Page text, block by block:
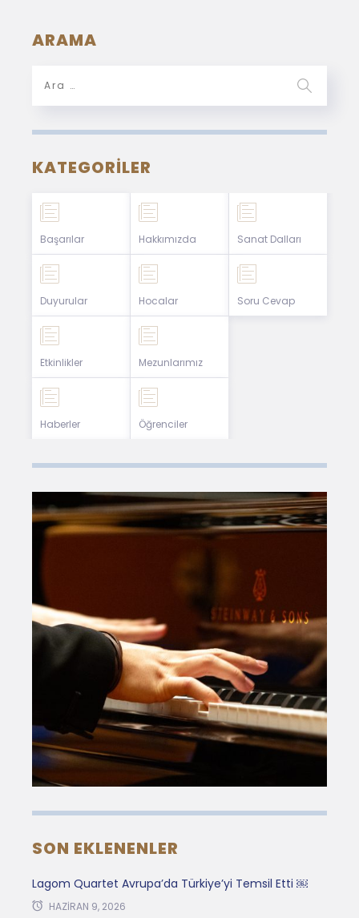
ARAMA
KATEGORILER
Başarılar
Duyurular
Etkinlikler
Haberler
Hakkımızda
Hocalar
Mezunlarımız
Öğrenciler
Sanat Dalları
Soru Cevap
SON EKLENENLER
Lagom Quartet Avrupa’da Türkiye’yi Temsil Etti ￼
HAZIRAN 9, 2026